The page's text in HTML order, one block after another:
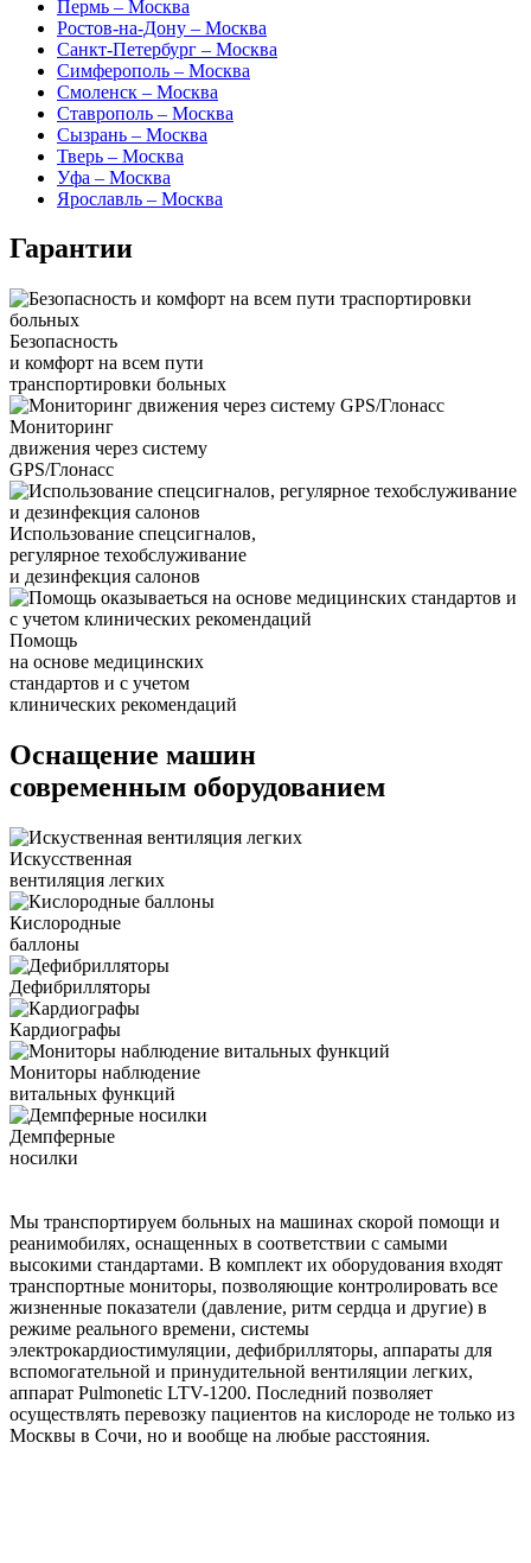
Пермь – Москва
Ростов-на-Дону – Москва
Санкт-Петербург – Москва
Симферополь – Москва
Смоленск – Москва
Ставрополь – Москва
Сызрань – Москва
Тверь – Москва
Уфа – Москва
Ярославль – Москва
Гарантии
Безопасность
и комфорт на всем пути
транспортировки больных
Мониторинг
движения через систему
GPS/Глонасс
Использование спецсигналов,
регулярное техобслуживание
и дезинфекция салонов
Помощь
на основе медицинских
стандартов и с учетом
клинических рекомендаций
Оснащение машин
современным оборудованием
Искусственная
вентиляция легких
Кислородные
баллоны
Дефибрилляторы
Кардиографы
Мониторы наблюдение
витальных функций
Демпферные
носилки
Мы транспортируем больных на машинах скорой помощи и
реанимобилях, оснащенных в соответствии с самыми
высокими стандартами. В комплект их оборудования входят
транспортные мониторы, позволяющие контролировать все
жизненные показатели (давление, ритм сердца и другие) в
режиме реального времени, системы
электрокардиостимуляции, дефибрилляторы, аппараты для
вспомогательной и принудительной вентиляции легких,
аппарат Pulmonetic LTV-1200. Последний позволяет
осуществлять перевозку пациентов на кислороде не только из
Москвы в Сочи, но и вообще на любые расстояния.